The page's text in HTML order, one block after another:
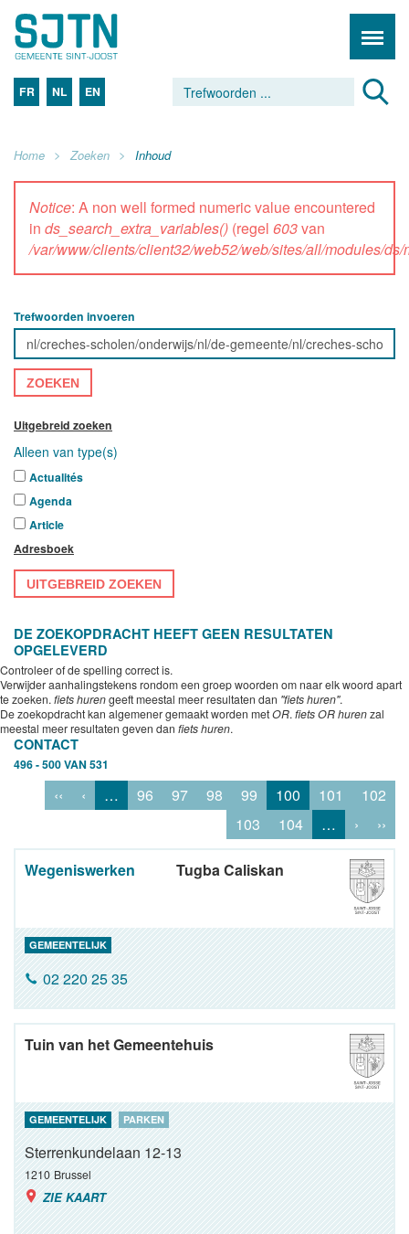
FR NL EN
Home Zoeken Inhoud
Notice: A non well formed numeric value encountered
in ds_search_extra_variables() (regel 603van
/var/www/clients/client32/web52/web/sites/all/modules/
Trefwoorden invoeren
ZOEKEN
Uitgebreid zoeken
Alleen van type(s)
Actualités
Agenda
Article
Adresboek
UITGEBREID ZOEKEN
DE ZOEKOPDRACHT HEEFT GEEN RESULTATEN
OPGELEVERD
Controleer of de spelling correct is.
Verwijder aanhalingstekens rondom een groep woorden om naar elk woord apart
te zoeken. fiets hurengeeft meestal meer resultaten dan "fiets huren".
De zoekopdracht kan algemener gemaakt worden metOR. fiets OR hurenzal
meestal meer resultaten geven dan fiets huren.
CONTACT
496 - 500 VAN 531
‹‹ ‹ … 96 97 98 99 100 101
102
103
104 … › ››
Wegeniswerken Tugba Caliskan
GEMEENTELIJK
02 220 25 35
Tuin van het Gemeentehuis
GEMEENTELIJK PARKEN
Sterrenkundelaan 12-13
1210 Brussel
ZIE KAART